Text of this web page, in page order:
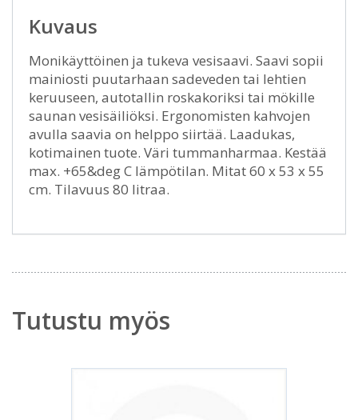
Kuvaus
Monikäyttöinen ja tukeva vesisaavi. Saavi sopii
mainiosti puutarhaan sadeveden tai lehtien
keruuseen, autotallin roskakoriksi tai mökille
saunan vesisäiliöksi. Ergonomisten kahvojen
avulla saavia on helppo siirtää. Laadukas,
kotimainen tuote. Väri tummanharmaa. Kestää
max. +65&deg C lämpötilan. Mitat 60 x 53 x 55
cm. Tilavuus 80 litraa.
Tutustu myös